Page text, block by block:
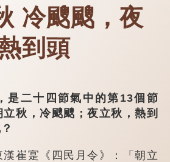
冷颼颼，夜
到頭
二十四節氣中的第13個節
秋，冷颼颼；夜立秋，熱到
崔寔《四民月令》：「朝立